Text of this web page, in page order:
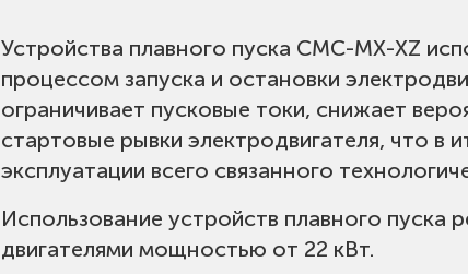
Устройства плавного пуска CMC-MX-XZ
процессом запуска и остановки
ограничивает пусковые токи, снижает
стартовые рывки электродвигателя, что в
эксплуатации всего связанного
Использование устройств плавного пуска
двигателями мощностью от 22 кВт.